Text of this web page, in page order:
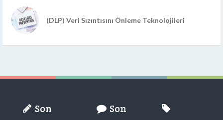
(DLP) Veri Sızıntısını Önleme Teknolojileri
Son
Son